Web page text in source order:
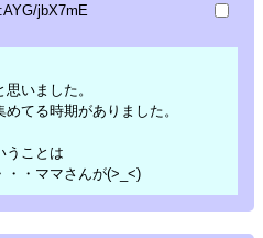
jbX7mE
いました。
てる時期がありました。
うことは
・・ママさんが(>_<)